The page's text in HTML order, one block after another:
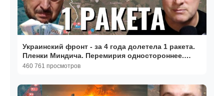
Украинский фронт - за 4 года долетела 1 ракета.
Пленки Миндича. Перемирия одностороннее.
05.05.26
460 761 просмотров